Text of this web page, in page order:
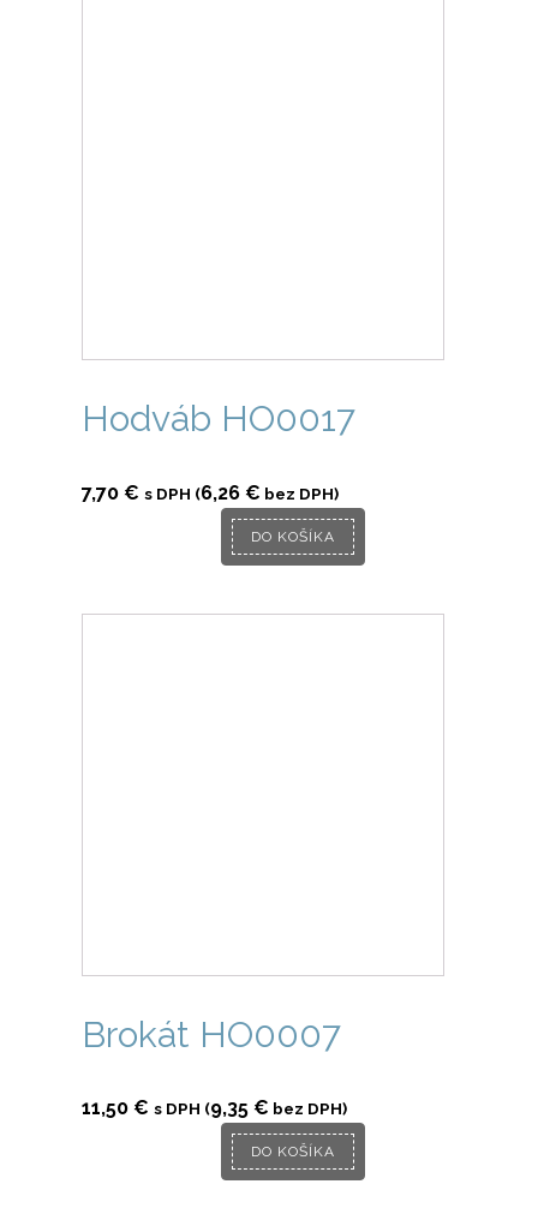
Hodváb HO0017
7,70 € s DPH (6,26 € bez DPH)
DO KOŠÍKA
Brokát HO0007
11,50 € s DPH (9,35 € bez DPH)
DO KOŠÍKA